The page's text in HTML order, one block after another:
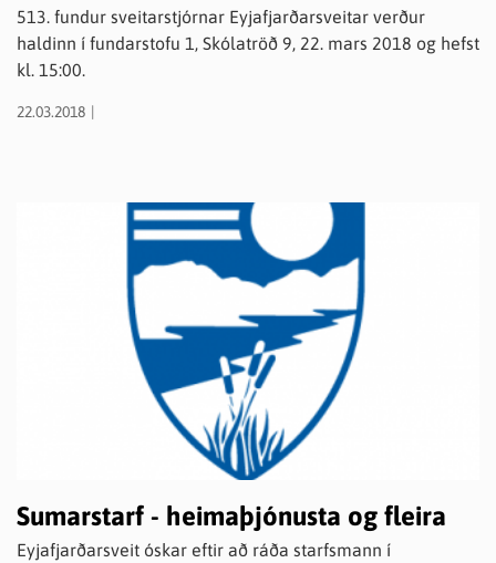
513. fundur sveitarstjórnar Eyjafjarðarsveitar verður
haldinn í fundarstofu 1, Skólatröð 9, 22. mars 2018 og hefst
kl. 15:00.
22.03.2018
Sumarstarf - heimaþjónusta og fleira
Eyjafjarðarsveit óskar eftir að ráða starfsmann í